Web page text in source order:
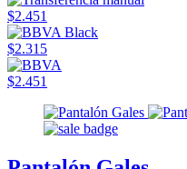
$2.451
$2.315
$2.451